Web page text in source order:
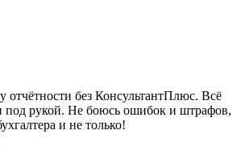
отчётности без КонсультантПлюс. Всё
под рукой. Не боюсь ошибок и штрафов,
и не только!